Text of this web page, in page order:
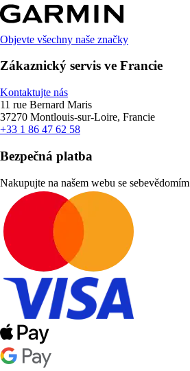
Objevte všechny naše značky
Zákaznický servis ve Francie
Kontaktujte nás
11 rue Bernard Maris
37270 Montlouis-sur-Loire, Francie
+33 1 86 47 62 58
Bezpečná platba
Nakupujte na našem webu se sebevědomím